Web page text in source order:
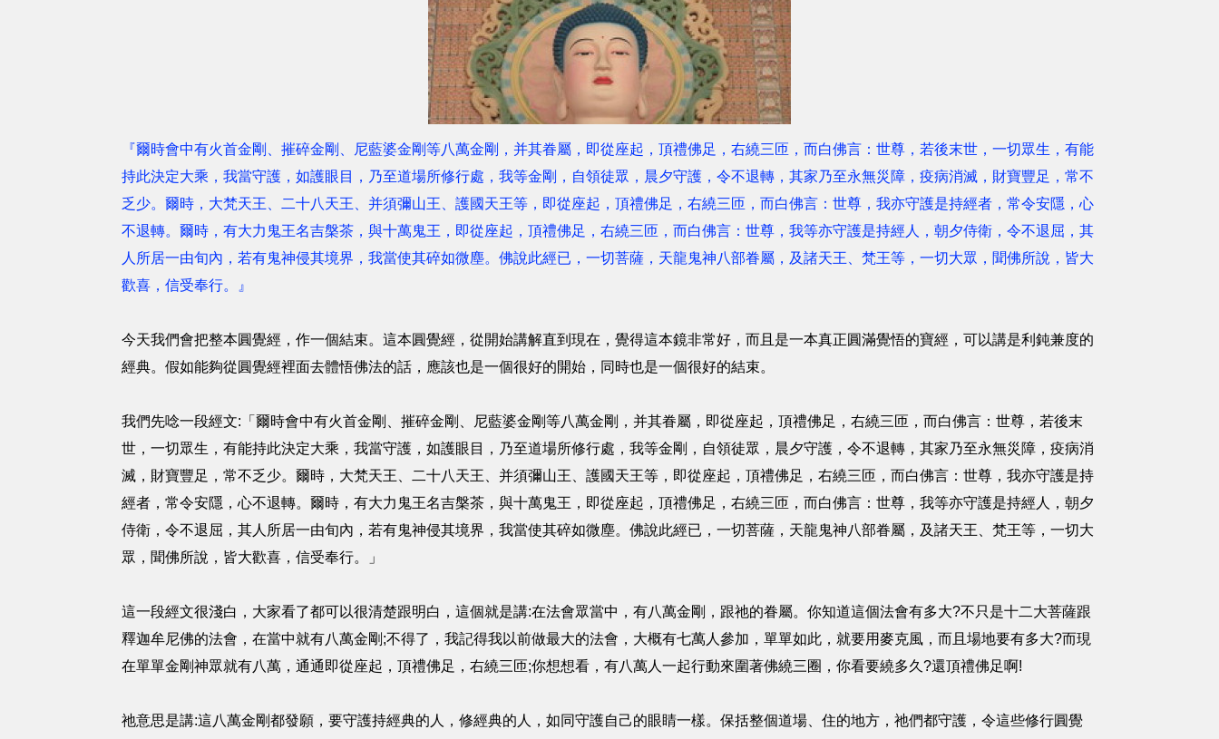
『爾時會中有火首金剛、摧碎金剛、尼藍婆金剛等八萬金剛，并其眷屬，即從座起，頂禮佛足，右繞三匝，而白佛言：世尊，若後末世，一切眾生，有能
持此決定大乘，我當守護，如護眼目，乃至道場所修行處，我等金剛，自領徒眾，晨夕守護，令不退轉，其家乃至永無災障，疫病消滅，財寶豐足，常不
乏少。爾時，大梵天王、二十八天王、并須彌山王、護國天王等，即從座起，頂禮佛足，右繞三匝，而白佛言：世尊，我亦守護是持經者，常令安隱，心
不退轉。爾時，有大力鬼王名吉槃茶，與十萬鬼王，即從座起，頂禮佛足，右繞三匝，而白佛言：世尊，我等亦守護是持經人，朝夕侍衛，令不退屈，其
人所居一由旬內，若有鬼神侵其境界，我當使其碎如微塵。佛說此經已，一切菩薩，天龍鬼神八部眷屬，及諸天王、梵王等，一切大眾，聞佛所說，皆大
歡喜，信受奉行。』
今天我們會把整本圓覺經，作一個結束。這本圓覺經，從開始講解直到現在，覺得這本鏡非常好，而且是一本真正圓滿覺悟的寶經，可以講是利鈍兼度的
經典。假如能夠從圓覺經裡面去體悟佛法的話，應該也是一個很好的開始，同時也是一個很好的結束。
我們先唸一段經文:「爾時會中有火首金剛、摧碎金剛、尼藍婆金剛等八萬金剛，并其眷屬，即從座起，頂禮佛足，右繞三匝，而白佛言：世尊，若後末
世，一切眾生，有能持此決定大乘，我當守護，如護眼目，乃至道場所修行處，我等金剛，自領徒眾，晨夕守護，令不退轉，其家乃至永無災障，疫病消
滅，財寶豐足，常不乏少。爾時，大梵天王、二十八天王、并須彌山王、護國天王等，即從座起，頂禮佛足，右繞三匝，而白佛言：世尊，我亦守護是持
經者，常令安隱，心不退轉。爾時，有大力鬼王名吉槃茶，與十萬鬼王，即從座起，頂禮佛足，右繞三匝，而白佛言：世尊，我等亦守護是持經人，朝夕
侍衛，令不退屈，其人所居一由旬內，若有鬼神侵其境界，我當使其碎如微塵。佛說此經已，一切菩薩，天龍鬼神八部眷屬，及諸天王、梵王等，一切大
眾，聞佛所說，皆大歡喜，信受奉行。」
這一段經文很淺白，大家看了都可以很清楚跟明白，這個就是講:在法會眾當中，有八萬金剛，跟祂的眷屬。你知道這個法會有多大?不只是十二大菩薩跟
釋迦牟尼佛的法會，在當中就有八萬金剛;不得了，我記得我以前做最大的法會，大概有七萬人參加，單單如此，就要用麥克風，而且場地要有多大?而現
在單單金剛神眾就有八萬，通通即從座起，頂禮佛足，右繞三匝;你想想看，有八萬人一起行動來圍著佛繞三圈，你看要繞多久?還頂禮佛足啊!
祂意思是講:這八萬金剛都發願，要守護持經典的人，修經典的人，如同守護自己的眼睛一樣。保括整個道場、住的地方，祂們都守護，令這些修行圓覺